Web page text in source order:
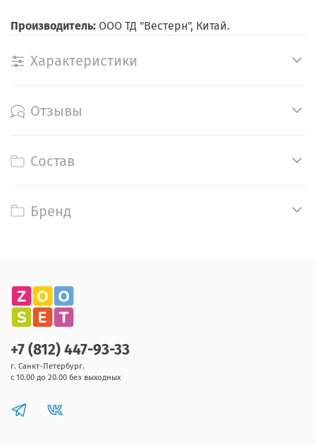
Производитель: ООО ТД "Вестерн", Китай.
Характеристики
Отзывы
Состав
Бренд
+7 (812) 447-93-33
г. Санкт-Петербург.
с 10.00 до 20.00 без выходных